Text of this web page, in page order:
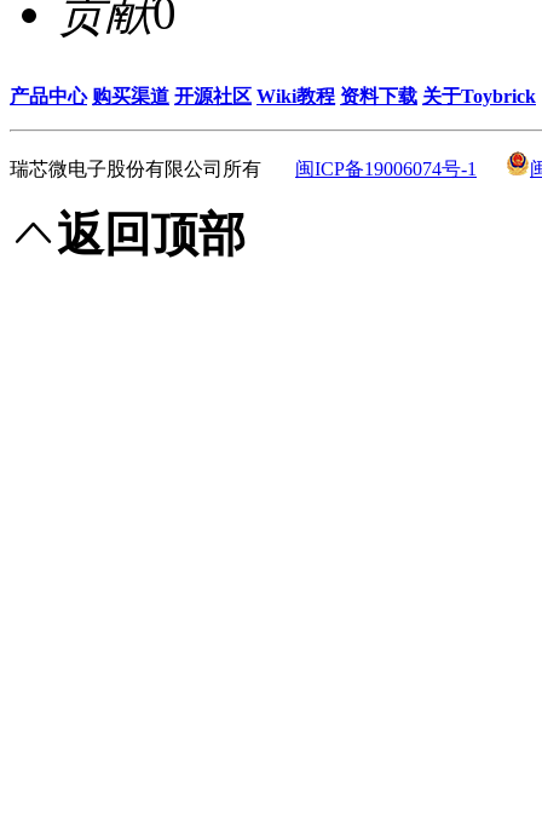
贡献0
产品中心 购买渠道 开源社区 Wiki教程 资料下载 关于Toybrick
瑞芯微电子股份有限公司所有 闽ICP备19006074号-1
返回顶部